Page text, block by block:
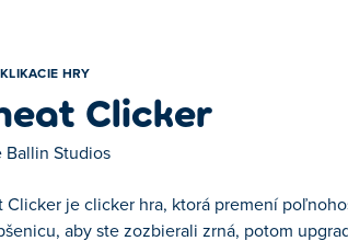
KLIKACIE HRY
Clicker
Ballin Studios
Clicker je clicker hra, ktorá premení
aby ste zozbierali zrná, potom